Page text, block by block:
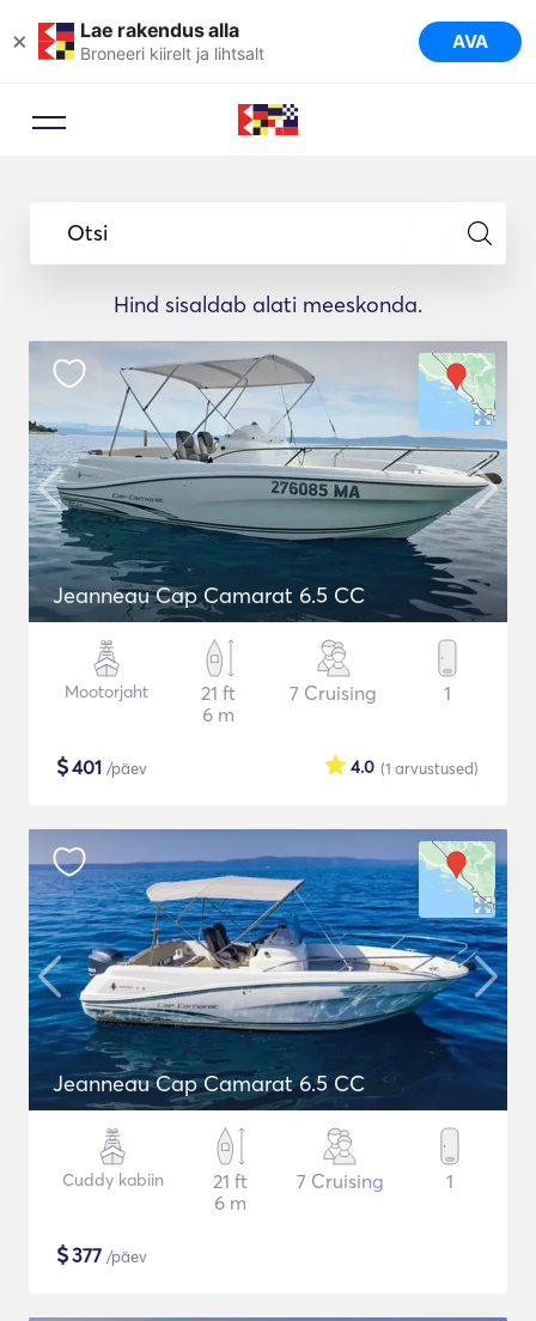
× Lae rakendus alla
Broneeri kiirelt ja lihtsalt AVA
Otsi
Hind sisaldab alati meeskonda.
Jeanneau Cap Camarat 6.5 CC
Mootorjaht
21 ft
6 m
7 Cruising 1
$401 /päev (1 arvustused)
4.0
Jeanneau Cap Camarat 6.5 CC
Cuddy kabiin
21 ft
6 m
7 Cruising 1
$377 /päev